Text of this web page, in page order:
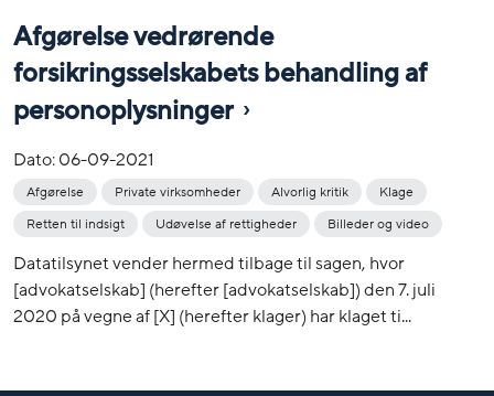
Afgørelse vedrørende
forsikringsselskabets behandling af
personoplysninger
Dato:06-09-2021
Afgørelse Private virksomheder Alvorlig kritik
Klage
Retten til indsigt
Udøvelse af rettigheder Billeder og video
Datatilsynet vender hermed tilbage til sagen, hvor
[advokatselskab] (herefter [advokatselskab]) den 7. juli
2020 på vegne af [X] (herefter klager) har klaget ti...